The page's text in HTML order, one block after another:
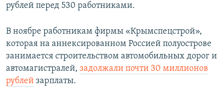
рублей перед 530 работниками.
В ноябре работникам фирмы «Крымспецстрой»,
которая на аннексированном Россией полуострове
занимается строительством автомобильных дорог и
автомагистралей, задолжали почти 30 миллионов
рублей зарплаты.